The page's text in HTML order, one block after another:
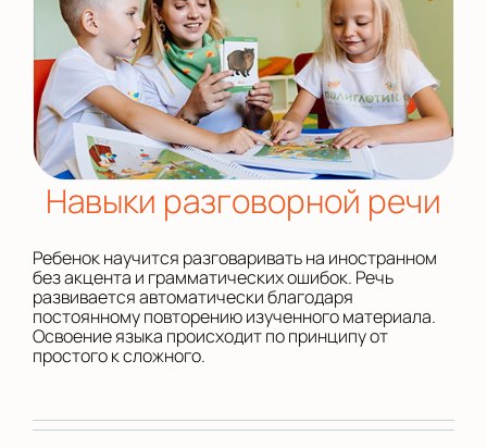
Навыки разговорной речи
Ребенок научится разговаривать на иностранном
без акцента и грамматических ошибок. Речь
развивается автоматически благодаря
постоянному повторению изученного материала.
Освоение языка происходит по принципу от
простого к сложного.